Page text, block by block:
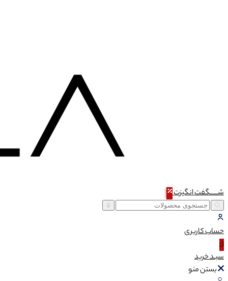
شـــــگفتانگیزت
حسابکاربری
(:
سبـدخرید
بستن منو